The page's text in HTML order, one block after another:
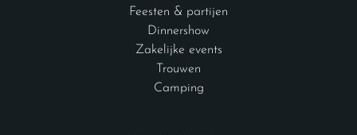
Feesten & partijen
Dinnershow
Zakelijke events
Trouwen
Camping